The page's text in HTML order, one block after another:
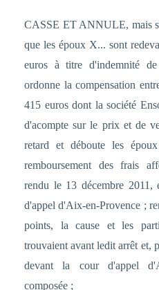
CASSE ET ANNULE, mais
que les époux X... sont
euros à titre d'indemnité de
ordonne la compensation
415 euros dont la société
d'acompte sur le prix et de
retard et déboute les
remboursement des frais
rendu le 13 décembre 2011,
d'appel d'Aix-en-Provence ;
points, la cause et les
trouvaient avant ledit arrêt et,
devant la cour d'appel
composée ;